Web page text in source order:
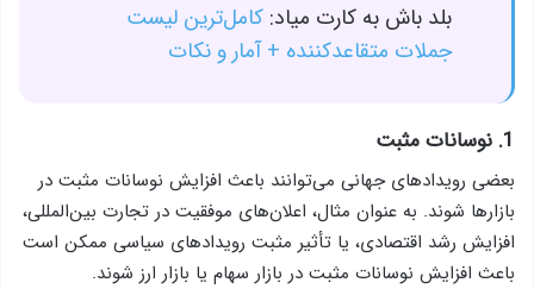
بلد باش به کارت میاد: کامل‌ترین لیست
جملات متقاعدکننده + آمار و نکات
1. نوسانات مثبت
بعضی رویدادهای جهانی می‌توانند باعث افزایش نوسانات مثبت در
بازارها شوند. به عنوان مثال، اعلان‌های موفقیت در تجارت بین‌المللی،
افزایش رشد اقتصادی، یا تأثیر مثبت رویدادهای سیاسی ممکن است
باعث افزایش نوسانات مثبت در بازار سهام یا بازار ارز شوند.